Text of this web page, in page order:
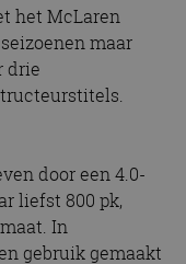
het McLaren
maar
drie
door een 4.0-
liefst 800 pk,
In
gebruik gemaakt